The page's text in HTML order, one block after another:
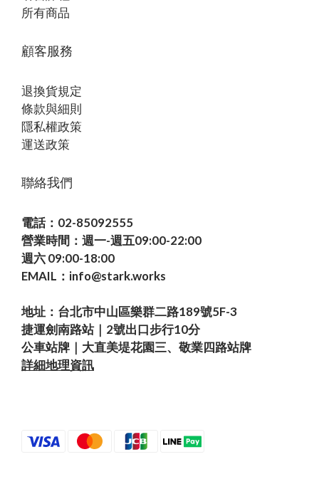
所有商品
顧客服務
退換貨規定
條款與細則
隱私權政策
運送政策
聯絡我們
電話：02-85092555
營業時間：週一-週五09:00-22:00
週六 09:00-18:00
EMAIL：info@stark.works
地址：台北市中山區樂群二路189號5F-3
捷運劍南路站｜2號出口步行10分
公車站牌｜大直美堤花園三、敬業四路站牌
詳細地理資訊